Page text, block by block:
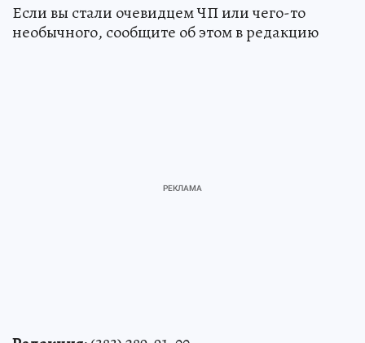
Если вы стали очевидцем ЧП или чего-то
необычного, сообщите об этом в редакцию